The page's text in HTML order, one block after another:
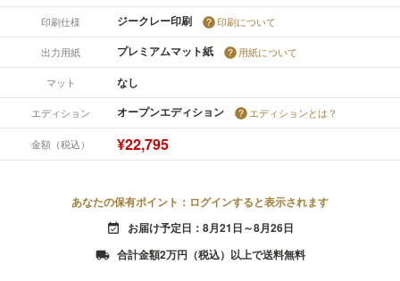
印刷仕様 ジークレー印刷 印刷について
出力用紙 プレミアムマット紙 用紙について
マット なし
エディション オープンエディション エディションとは？
金額（税込） ¥22,795
あなたの保有ポイント：ログインすると表示されます
event_available お届け予定日：8月21日～8月26日
local_shipping 合計金額2万円（税込）以上で送料無料